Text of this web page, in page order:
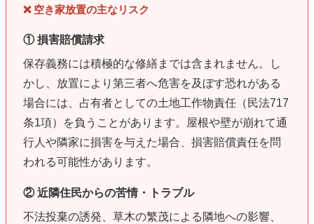
❌ 空き家放置の主なリスク
① 損害賠償請求
保存義務には積極的な修繕までは含まれません。し
かし、放置により第三者へ危害を及ぼす恐れがある
場合には、占有者としての土地工作物責任（民法717
条1項）を負うことがあります。屋根や壁が崩れて通
行人や隣家に損害を与えた場合、損害賠償責任を問
われる可能性があります。
② 近隣住民からの苦情・トラブル
不法投棄の誘発、草木の繁茂による隣地への影響、